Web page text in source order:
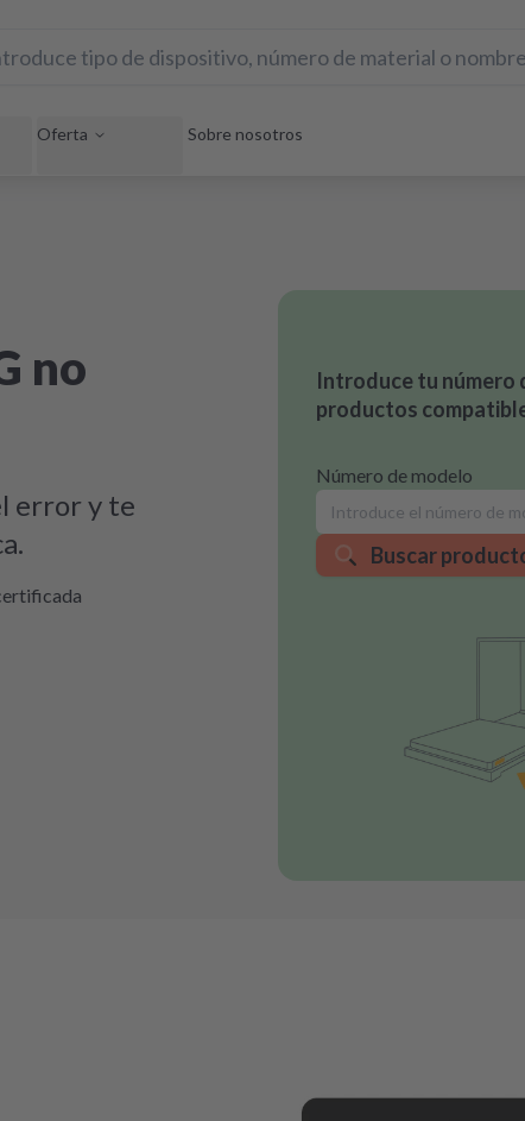
Oferta Sobre nosotros
no
error y te
Introduce tu número
productos
Número de modelo
Buscar